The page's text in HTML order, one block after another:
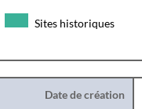
Sites historiques
Date de création